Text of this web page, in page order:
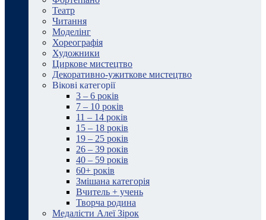
Театр
Читання
Моделінг
Хореографія
Художники
Циркове мистецтво
Декоративно-ужиткове мистецтво
Вікові категорії
3 – 6 років
7 – 10 років
11 – 14 років
15 – 18 років
19 – 25 років
26 – 39 років
40 – 59 років
60+ років
Змішана категорія
Вчитель + учень
Творча родина
Медалісти Алеї Зірок